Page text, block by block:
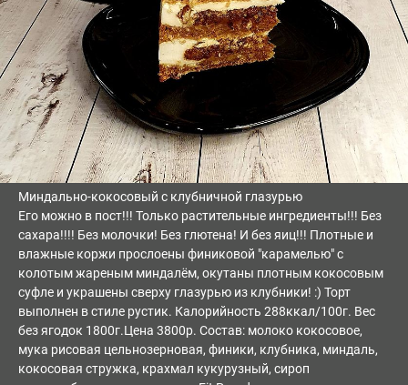
Миндально-кокосовый с клубничной глазурью
Его можно в пост!!! Только растительные ингредиенты!!! Без
сахара!!!! Без молочки! Без глютена! И без яиц!!! Плотные и
влажные коржи прослоены финиковой "карамелью" с
колотым жареным миндалём, окутаны плотным кокосовым
суфле и украшены сверху глазурью из клубники! :) Торт
выполнен в стиле рустик. Калорийность 288ккал/100г. Вес
без ягодок 1800г.Цена 3800р. Состав: молоко кокосовое,
мука рисовая цельнозерновая, финики, клубника, миндаль,
кокосовая стружка, крахмал кукурузный, сироп